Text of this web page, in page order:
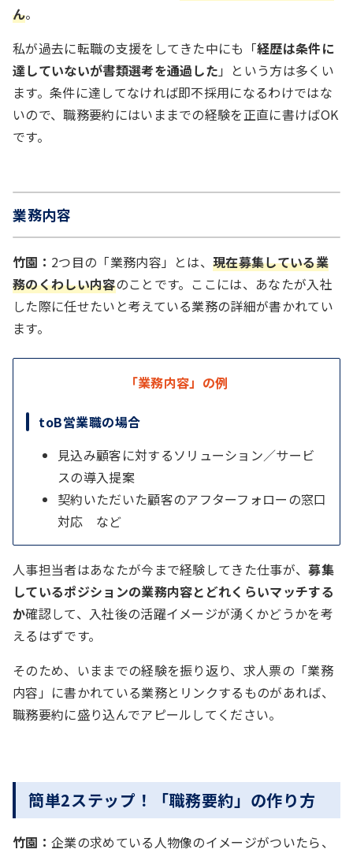
ん。
私が過去に転職の支援をしてきた中にも「経歴は条件に
達していないが書類選考を通過した 」という方は多くい
ます。条件に達してなければ即不採用になるわけではな
いので、職務要約にはいままでの経験を正直に書けばOK
です。
業務内容
竹園： 2つ目の「業務内容」とは、現在募集している業
務のくわしい内容のことです。ここには、あなたが入社
した際に任せたいと考えている業務の詳細が書かれてい
ます。
「業務内容」の例
toB営業職の場合
見込み顧客に対するソリューション／サービ
スの導入提案
契約いただいた顧客のアフターフォローの窓口
対応 など
人事担当者はあなたが今まで経験してきた仕事が、募集
しているポジションの業務内容とどれくらいマッチする
か確認して、入社後の活躍イメージが湧くかどうかを考
えるはずです。
そのため、いままでの経験を振り返り、求人票の「業務
内容」に書かれている業務とリンクするものがあれば、
職務要約に盛り込んでアピールしてください。
簡単2ステップ！「職務要約」の作り方
竹園： 企業の求めている人物像のイメージがついたら、